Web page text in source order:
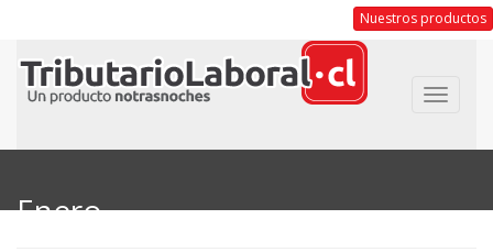
Nuestros productos
Toggle
Enero